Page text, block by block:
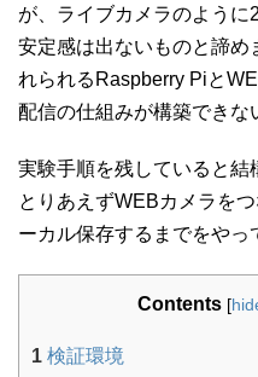
が、ライブカメラのよう
安定感は出ないものと諦め
れられるRaspberry Piと
配信の仕組みが構築できな
実験手順を残していると結
とりあえずWEBカメラを
ーカル保存するまでをやっ
Contents [
1 検証環境